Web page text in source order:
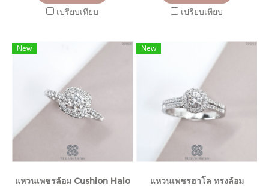
เปรียบเทียบ เปรียบเทียบ
New
แหวนเพชรล้อม Cushion Halo
New
แหวนเพชรฮาโล ทรงล้อม